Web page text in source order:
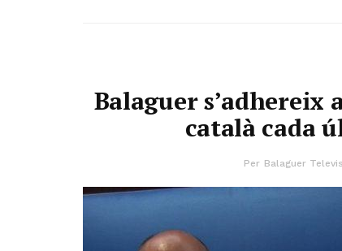
Balaguer s’adhereix
català cada
Per Balaguer